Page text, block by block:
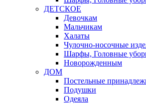
ДЕТСКОЕ
Девочкам
Мальчикам
Халаты
Чулочно-носочные
Шарфы, Головные
Новорожденным
ДОМ
Постельные
Подушки
Одеяла